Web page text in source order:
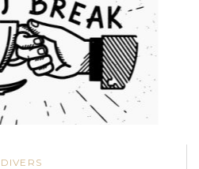
DIVERS